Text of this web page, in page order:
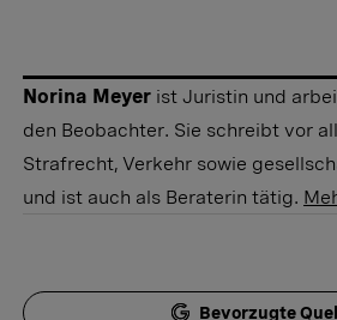
Norina Meyer ist Juristin und
den Beobachter. Sie schreibt vor
Strafrecht, Verkehr sowie
und ist auch als Beraterin tätig.
Bevorzugte